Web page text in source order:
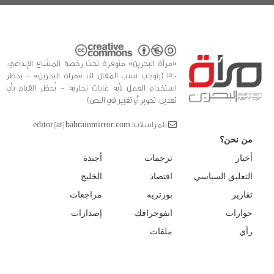
«مرآة البحرين» متوفرة تحت رخصة المشاع الإبداعي،
3.0 (يتوجب نسب المقال الى «مراة البحرين» - يحظر
استخدام العمل لأية غايات تجارية - يُحظر القيام بأي
تعديل، تحوير أو تغيير في النص)
للمراسلات: editor [at] bahrainmirror.com
من نحن؟
أخبار
التعليق السياسي
تقارير
حوارات
رأي
ترجمات
اقتصاد
بورتريه
انفوجرافك
ملفات
أجندة
الخليج
مراجعات
إصدارات